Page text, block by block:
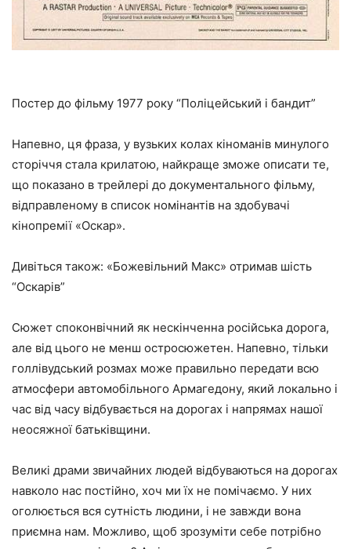
Постер до фільму 1977 року “Поліцейський і бандит”
Напевно, ця фраза, у вузьких колах кіноманів минулого
сторіччя стала крилатою, найкраще зможе описати те,
що показано в трейлері до документального фільму,
відправленому в список номінантів на здобувачі
кінопремії «Оскар».
Дивіться також: «Божевільний Макс» отримав шість
“Оскарів”
Сюжет споконвічний як нескінченна російська дорога,
але від цього не менш остросюжетен. Напевно, тільки
голлівудський розмах може правильно передати всю
атмосфери автомобільного Армагедону, який локально і
час від часу відбувається на дорогах і напрямах нашої
неосяжної батьківщини.
Великі драми звичайних людей відбуваються на дорогах
навколо нас постійно, хоч ми їх не помічаємо. У них
оголюється вся сутність людини, і не завжди вона
приємна нам. Можливо, щоб зрозуміти себе потрібно